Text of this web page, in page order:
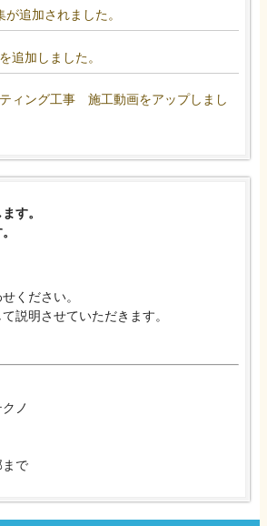
が追加されました。
追加しました。
ィング工事 施工動画をアップしまし
す。
ください。
説明させていただきます。
ノ
まで